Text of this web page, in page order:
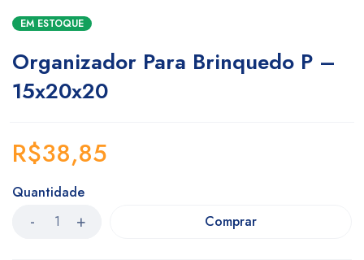
EM ESTOQUE
Organizador Para Brinquedo P –
15x20x20
R$38,85
Quantidade
Comprar